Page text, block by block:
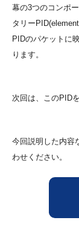
幕の3つのコンポ
タリー
PIDのパケットに
ります。
次回は、このPID
今回説明した内容
わせください。